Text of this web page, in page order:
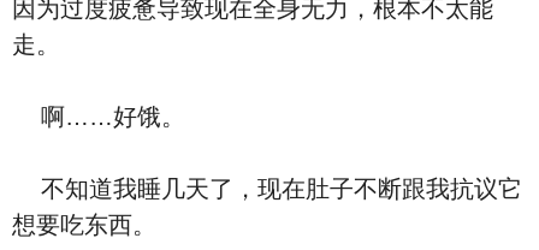
因为过度疲惫导致现在全身无力，根本不太能
走。
啊……好饿。
不知道我睡几天了，现在肚子不断跟我抗议它
想要吃东西。